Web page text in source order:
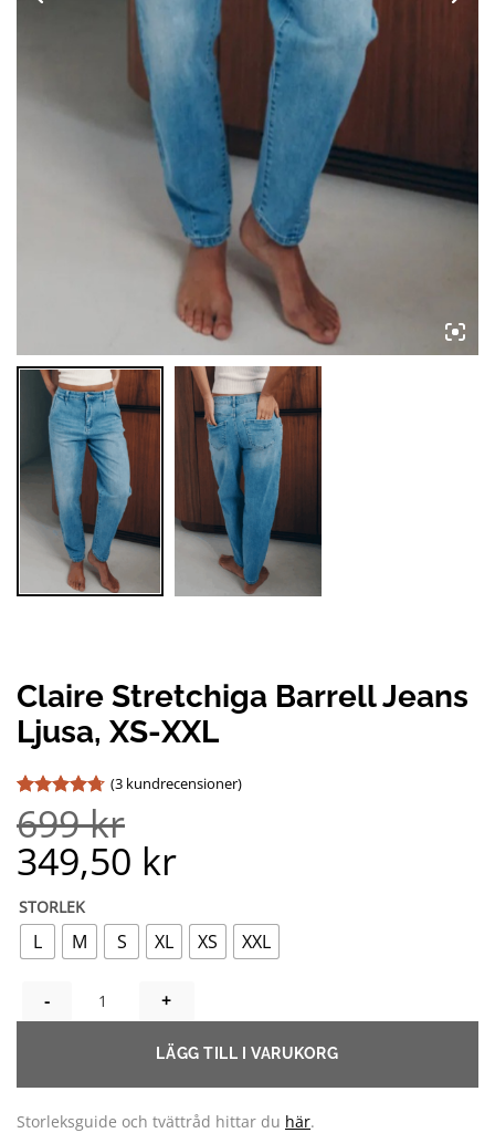
Claire Stretchiga Barrell Jeans
Ljusa, XS-XXL
Betygsatt
4.67av 5
baserat på
3
kundrecensioner
(3kundrecensioner)
699kr
349,50 kr
STORLEK
L M S XL XS XXL
CLAIRE STRETCHIGA BARRELL JEANS LJUSA, XS-XXL MÄNGD
LÄGG TILL I VARUKORG
Storleksguide och tvättråd hittar du här.